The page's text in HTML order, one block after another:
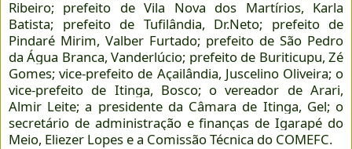
Ribeiro; prefeito de Vila Nova dos Martírios, Karla
Batista; prefeito de Tufilândia, Dr.Neto; prefeito de
Pindaré Mirim, Valber Furtado; prefeito de São Pedro
da Água Branca, Vanderlúcio; prefeito de Buriticupu, Zé
Gomes; vice-prefeito de Açailândia, Juscelino Oliveira; o
vice-prefeito de Itinga, Bosco; o vereador de Arari,
Almir Leite; a presidente da Câmara de Itinga, Gel; o
secretário de administração e finanças de Igarapé do
Meio, Eliezer Lopes e a Comissão Técnica do COMEFC.